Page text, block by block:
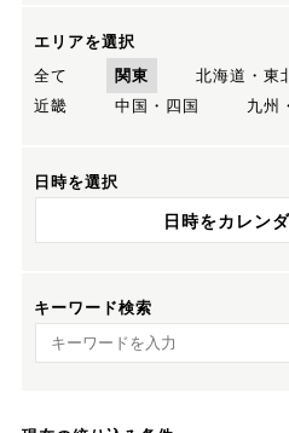
エリアを選択
全て
関東 北海道・東
近畿
中国・四国 九州
日時を選択
日時をカレン
キーワード検索
キーワード検索